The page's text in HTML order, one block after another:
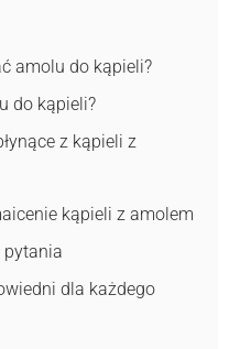
amolu do kąpieli?
do kąpieli?
z kąpieli z
kąpieli z amolem
pytania
dla każdego